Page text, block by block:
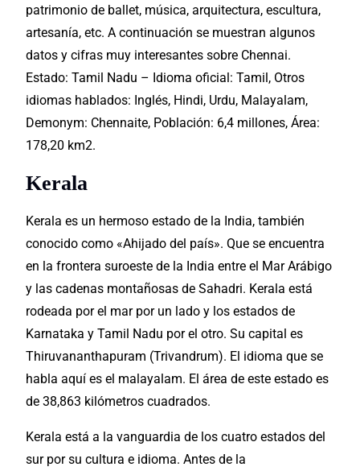
patrimonio de ballet, música, arquitectura, escultura,
artesanía, etc. A continuación se muestran algunos
datos y cifras muy interesantes sobre Chennai.
Estado: Tamil Nadu – Idioma oficial: Tamil, Otros
idiomas hablados: Inglés, Hindi, Urdu, Malayalam,
Demonym: Chennaite, Población: 6,4 millones, Área:
178,20 km2.
Kerala
Kerala es un hermoso estado de la India, también
conocido como «Ahijado del país». Que se encuentra
en la frontera suroeste de la India entre el Mar Arábigo
y las cadenas montañosas de Sahadri. Kerala está
rodeada por el mar por un lado y los estados de
Karnataka y Tamil Nadu por el otro. Sucapital es
Thiruvananthapuram (Trivandrum). El idioma que se
habla aquí es el malayalam. El área de este estado es
de 38,863 kilómetros cuadrados.
Kerala está a la vanguardia de los cuatro estados del
sur por su cultura e idioma. Antes de la